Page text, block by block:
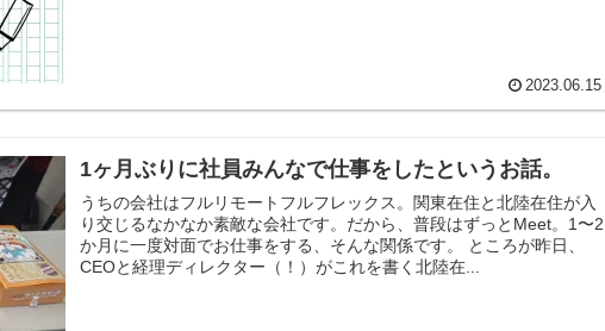
2023.06.15
1ヶ月ぶりに社員みんなで仕事をしたというお話。
うちの会社はフルリモートフルフレックス。関東在住と北陸在住が入
り交じるなかなか素敵な会社です。だから、普段はずっとMeet。1〜2
か月に一度対面でお仕事をする、そんな関係です。 ところが昨日、
CEOと経理ディレクター（！）がこれを書く北陸在...